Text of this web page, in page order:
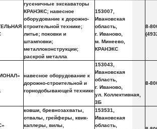
гусеничные экскаваторы
КРАНЭКС; навесное
оборудование к дорожно-
строительной технике;
литье; поковки и
штамповки;
металлоконструкции;
раскрой металла
153007,
Ивановская
область,
г. Иваново,
м. Минеево,
КРАНЭКС
8-
навесное оборудование к
дорожно-строительной и
горнодобывающей технике
153043,
Ивановская
область,
г. Иваново,
ул. Коллективная,
3Б
8-
ковши, бревнозахваты,
отвалы, грейферы, квик-
каплеры, вилы,
153531,
Ивановская
область,